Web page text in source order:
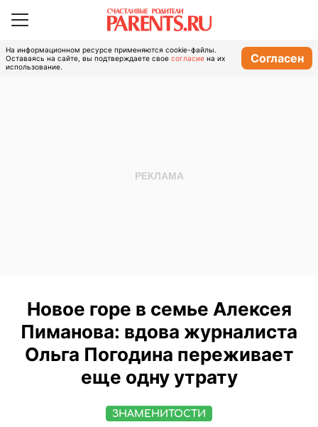
На информационном ресурсе применяются cookie-файлы.
Оставаясь на сайте, вы подтверждаете свое согласие на их
использование.
Согласен
Новое горе в семье Алексея
Пиманова: вдова журналиста
Ольга Погодина переживает
еще одну утрату
ЗНАМЕНИТОСТИ